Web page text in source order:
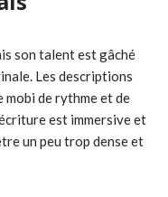
son talent est gâché
Les descriptions
mobi de rythme et de
est immersive et
un peu trop dense et